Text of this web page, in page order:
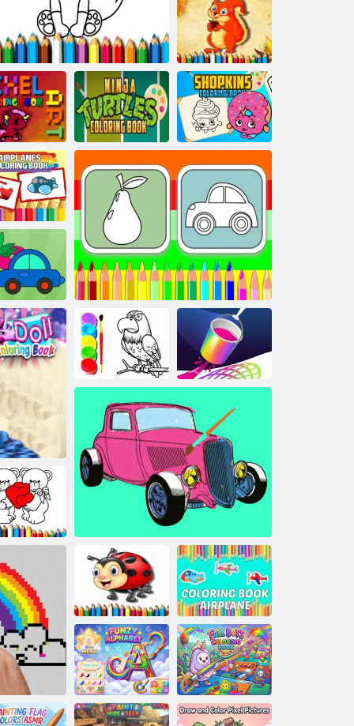
Fox kifestőkönyv
Gyümölcsfesték
Mókus
kifestőkönyv
Pixel Art
Ninja teknősök
kifestőkönyv
Shopkins
kifestőkönyv
Szórakoztató kifestőkönyv
Sas
kifestőkönyv
Festhetek
Hot Rod színezés
Boldog
nap
színezés
Katicabogár
kifestőkönyv
Kifestőkönyv
repülőgép